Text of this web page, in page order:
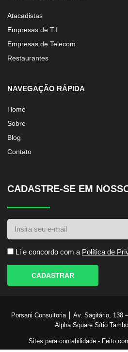
Atacadistas
Empresas de T.I
Empresas de Telecom
Restaurantes
NAVEGAÇÃO RÁPIDA
Home
Sobre
Blog
Contato
CADASTRE-SE EM
Li e concordo com a Política de
CADASTRAR
Porsani Consultoria │ Av. Sagitário, 138
Alpha Square Sítio
Sites para contabilidade - Feito